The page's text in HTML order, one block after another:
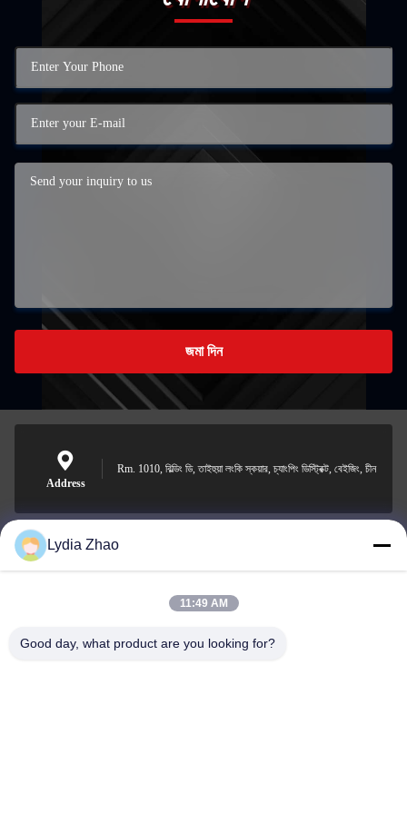
জমা দিন
Address
Rm. 1010, বিল্ডিং ডি, তাইহুয়া লংকি স্কয়ার, চ্যাংপিং ডিস্ট্রিক্ট, বেইজিং, চীন
jesingd@vip.sina.com
Lydia Zhao
11:49 AM
Good day, what product are you looking for?